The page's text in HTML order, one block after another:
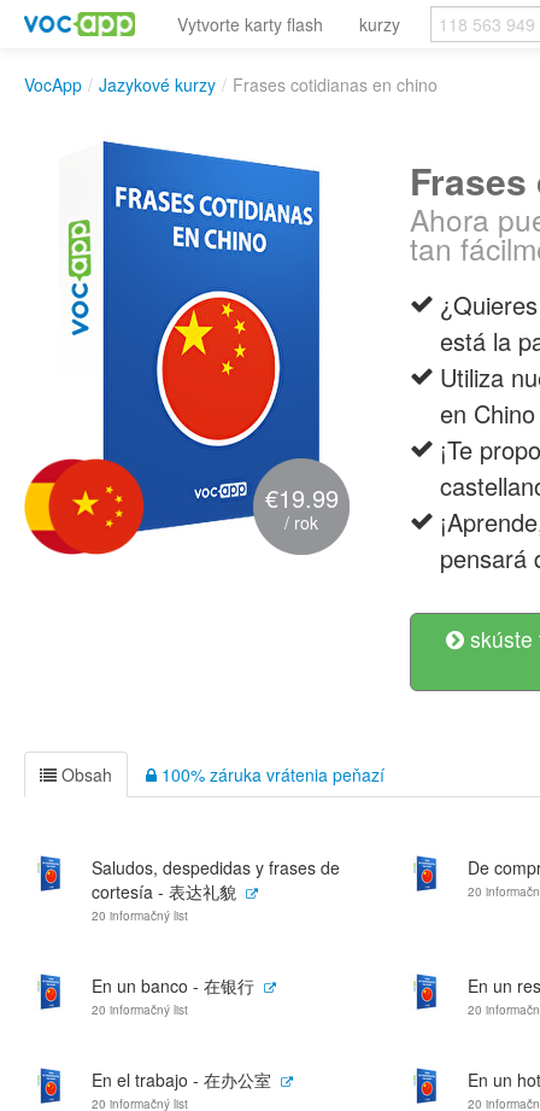
Vytvorte karty flash kurzy
VocApp / Jazykové kurzy / Frases cotidianas en chino
€19.99
/ rok
Ahora
tan
está la
Utiliza
en
¡Te
pensará
skúste
Obsah 100% záruka vrátenia peňazí
Saludos, despedidas y frases de
cortesía - 表达礼貌
20 informačný list
De
20
En un banco - 在银行
20 informačný list
En un
20
En el trabajo - 在办公室
20 informačný list
En un
20